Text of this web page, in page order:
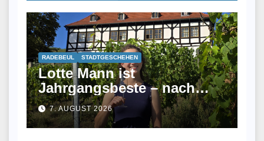
RADEBEUL STADTGESCHEHEN
Lotte Mann ist
Jahrgangsbeste – nach
ihrem Studium fand sie
keinen Job und wurde jetzt
Winzerin
7. AUGUST 2026